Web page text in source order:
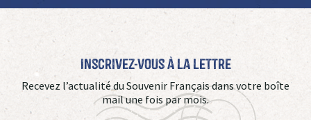
Inscrivez-vous à La Lettre
Recevez l’actualité du Souvenir Français dans votre boîte
mail une fois par mois.